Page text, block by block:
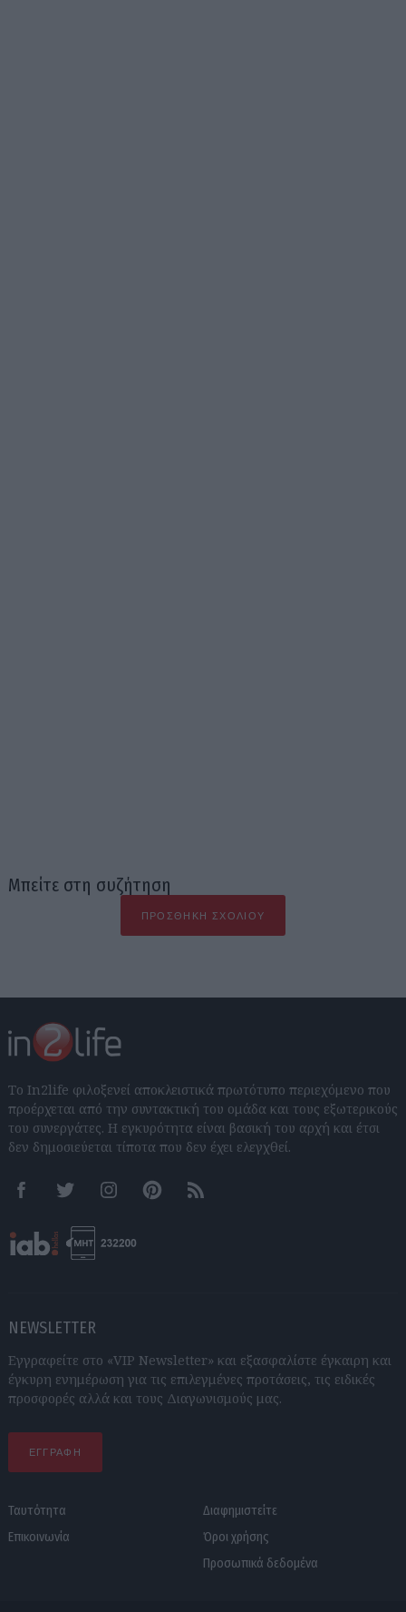
Μπείτε στη συζήτηση
ΠΡΟΣΘΉΚΗ ΣΧΟΛΊΟΥ
Το In2life φιλοξενεί αποκλειστικά πρωτότυπο περιεχόμενο που
προέρχεται από την συντακτική του ομάδα και τους εξωτερικούς
του συνεργάτες. Η εγκυρότητα είναι βασική του αρχή και έτσι
δεν δημοσιεύεται τίποτα που δεν έχει ελεγχθεί.
FacebookTwitter InstagramPinterestRSS feeds
NEWSLETTER
Εγγραφείτε στο «VIP Newsletter» και εξασφαλίστε έγκαιρη και
έγκυρη ενημέρωση για τις επιλεγμένες προτάσεις, τις ειδικές
προσφορές αλλά και τους Διαγωνισμούς μας.
ΕΓΓΡΑΦΗ
Ταυτότητα
Επικοινωνία
Διαφημιστείτε
Όροι χρήσης
Προσωπικά δεδομένα